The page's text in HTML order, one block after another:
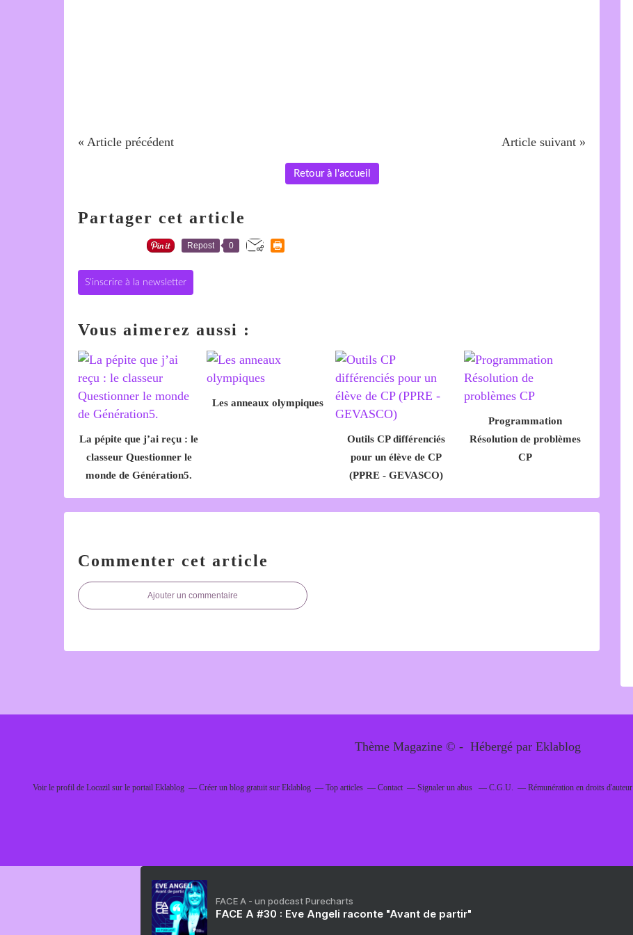
« Article précédent Article suivant »
Retour à l'accueil
Partager cet article
Repost 0
S'inscrire à la newsletter
Vous aimerez aussi :
La pépite que j’ai reçu : le
classeur Questionner le
monde de Génération5.
Les anneaux olympiques
Outils CP différenciés
pour un élève de CP
(PPRE - GEVASCO)
Programmation
Résolution de problèmes
CP
Commenter cet article
Ajouter un commentaire
Thème Magazine © - Hébergé par Eklablog
Voir le profil de Locazilsur le portail Eklablog Créer un blog gratuit sur Eklablog Top articles Contact Signaler un abus C.G.U. Rémunération en droits d'auteur
FACE A - un podcast Purecharts
FACE A #30 : Eve Angeli raconte "Avant de partir"